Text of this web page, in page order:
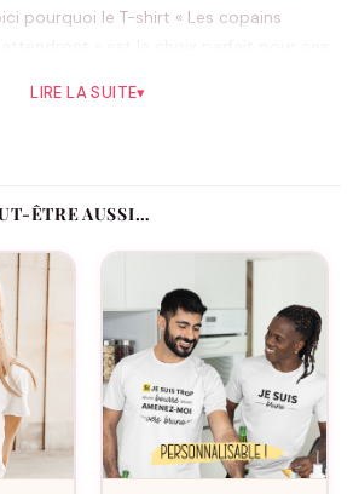
pourquoi le T-shirt « Les copains
plus qu’un simple vêtement ; c’est un
Que ce soit pour célébrer l’amitié ou
design à la fois humoristique et stylé, il
amusantes et des rires
léger et festif des retrouvailles entre
choisir un cadeau qui marque les esprits.
ami qui aime organiser ou participer à des
ou des événements spéciaux où
le porter lors d’un EVG
LIRE LA SUITE▾
ÊTRE AUSSI…